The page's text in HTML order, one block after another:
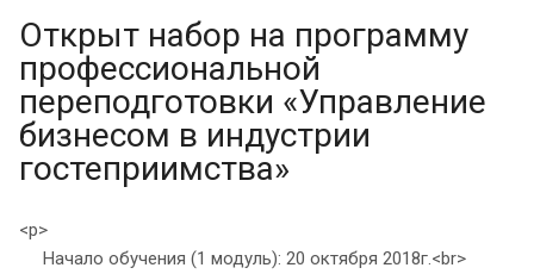
Открыт набор на программу
профессиональной
переподготовки «Управление
бизнесом в индустрии
гостеприимства»
<p>
Начало обучения (1 модуль): 20 октября 2018г.<br>